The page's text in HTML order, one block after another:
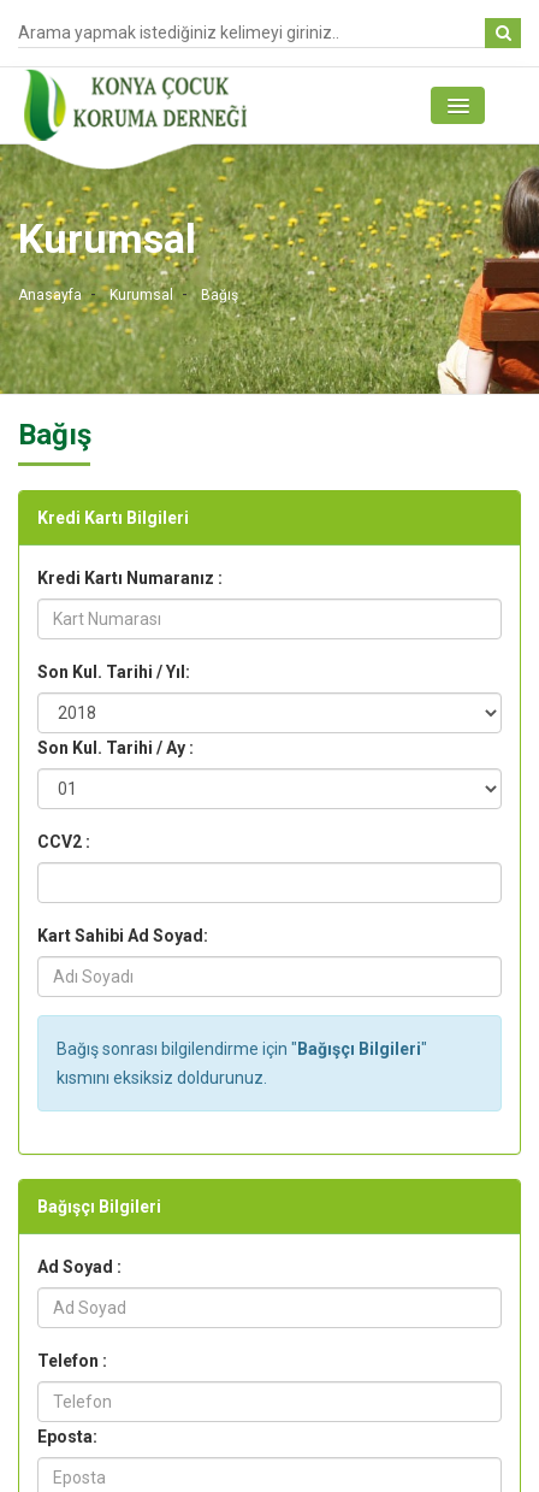
Kurumsal
Anasayfa Kurumsal Bağış
Bağış
Kredi Kartı Bilgileri
Kredi Kartı Numaranız :
Son Kul. Tarihi / Yıl:
Son Kul. Tarihi / Ay :
CCV2 :
Kart Sahibi Ad Soyad:
Bağış sonrası bilgilendirme için " Bağışçı Bilgileri"
kısmını eksiksiz doldurunuz.
Bağışçı Bilgileri
Ad Soyad :
Telefon :
Eposta: